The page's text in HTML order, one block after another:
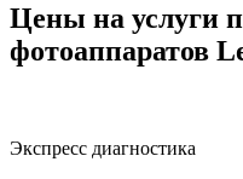
Цены на услуги
фотоаппаратов
Экспресс диагностика